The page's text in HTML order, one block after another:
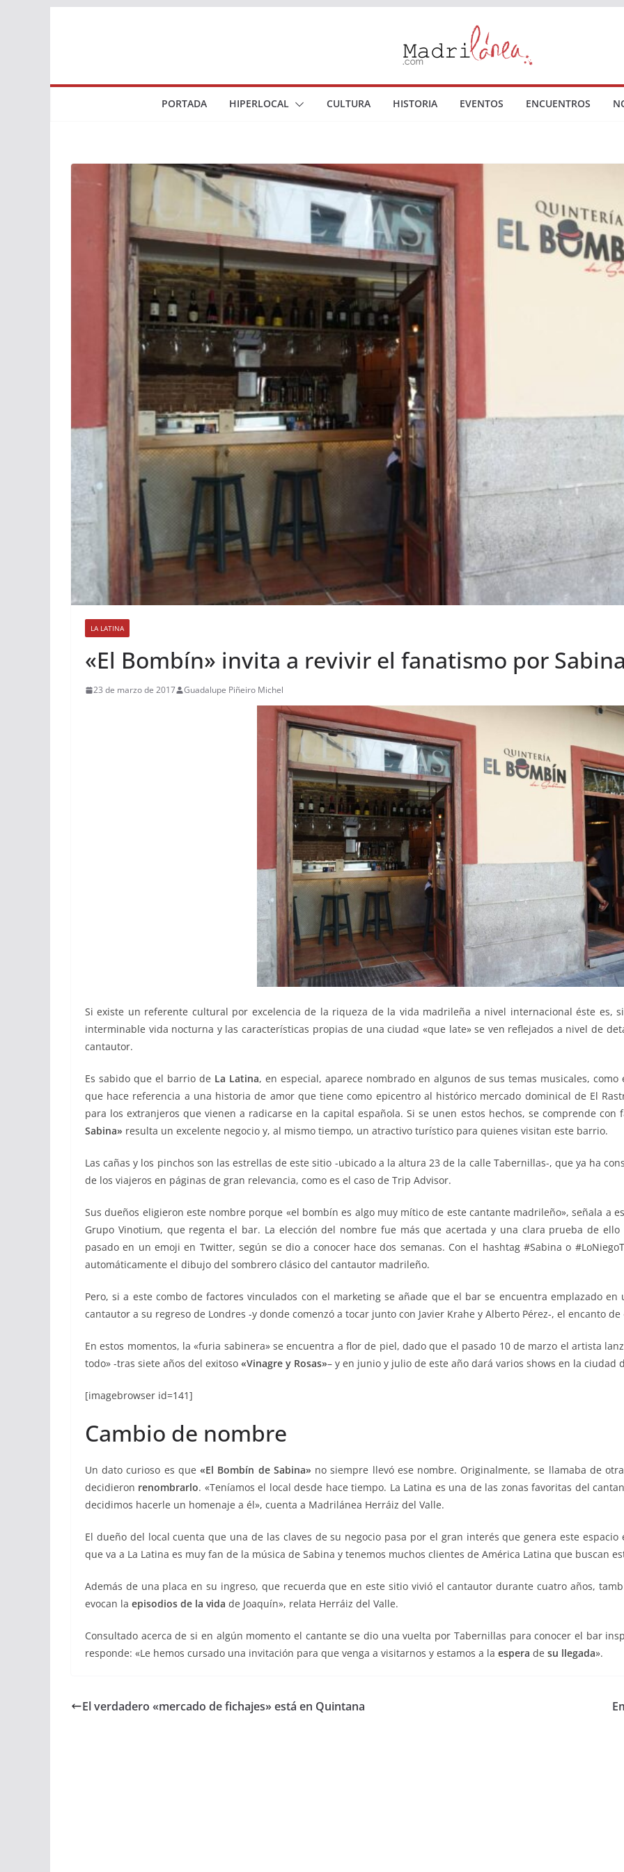
PORTADA HIPERLOCAL CULTURA HISTORIA EVENTOS ENCUENTROS
LA LATINA
«El Bombín» invita a revivir el fanatismo por
23 de marzo de 2017 Guadalupe Piñeiro Michel
Si existe un referente cultural por excelencia de la riqueza de la vida madrileña a nivel internacional éste es,
interminable vida nocturna y las características propias de una ciudad «que late» se ven reflejados a nivel de
cantautor.
Es sabido que el barrio de La Latina, en especial, aparece nombrado en algunos de sus temas musicales,
que hace referencia a una historia de amor que tiene como epicentro al histórico mercado dominical de El
para los extranjeros que vienen a radicarse en la capital española. Si se unen estos hechos, se comprende
Sabina» resulta un excelente negocio y, al mismo tiempo, un atractivo turístico para quienes visitan este barrio.
Las cañas y los pinchos son las estrellas de este sitio -ubicado a la altura 23 de la calle Tabernillas-, que ya ha
de los viajeros en páginas de gran relevancia, como es el caso de Trip Advisor.
Sus dueños eligieron este nombre porque «el bombín es algo muy mítico de este cantante madrileño», señala a
Grupo Vinotium, que regenta el bar. La elección del nombre fue más que acertada y una clara prueba de
pasado en un emoji en Twitter, según se dio a conocer hace dos semanas. Con el hashtag #Sabina o
automáticamente el dibujo del sombrero clásico del cantautor madrileño.
Pero, si a este combo de factores vinculados con el marketing se añade que el bar se encuentra emplazado
cantautor a su regreso de Londres -y donde comenzó a tocar junto con Javier Krahe y Alberto Pérez-, el encanto
En estos momentos, la «furia sabinera» se encuentra a flor de piel, dado que el pasado 10 de marzo el artista
todo» -tras siete años del exitoso «Vinagre y Rosas»– y en junio y julio de este año dará varios shows en la ciudad
[imagebrowser id=141]
Cambio de nombre
Un dato curioso es que«El Bombín de Sabina» no siempre llevó ese nombre. Originalmente, se llamaba de
decidieron renombrarlo. «Teníamos el local desde hace tiempo. La Latina es una de las zonas favoritas del
decidimos hacerle un homenaje a él», cuenta a Madrilánea Herráiz del Valle.
El dueño del local cuenta que una de las claves de su negocio pasa por el gran interés que genera este
que va a La Latina es muy fan de la música de Sabina y tenemos muchos clientes de América Latina que buscan
Además de una placa en su ingreso, que recuerda que en este sitio vivió el cantautor durante cuatro años,
evocan la episodios de la vida de Joaquín», relata Herráiz del Valle.
Consultado acerca de si en algún momento el cantante se dio una vuelta por Tabernillas para conocer el bar
responde: «Le hemos cursado una invitación para que venga a visitarnos y estamos a la espera de su llegada».
El verdadero «mercado de fichajes» está en Quintana